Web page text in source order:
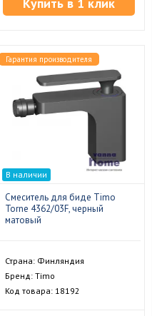
Гарантия производителя
В наличии
Смеситель для биде Timo
Torne 4362/03F, черный
матовый
Страна: Финляндия
Бренд: Timo
Код товара: 18192